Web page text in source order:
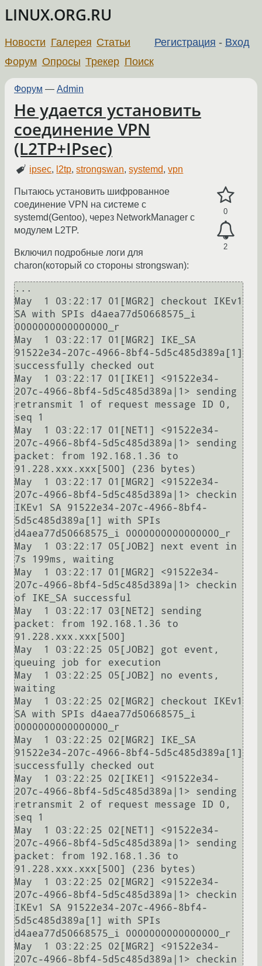
LINUX.ORG.RU
Регистрация - Вход
Новости Галерея Статьи
Форум Опросы Трекер Поиск
Форум — Admin
Не удается установить
соединение VPN
(L2TP+IPsec)
ipsec, l2tp,strongswan,systemd,vpn
0
2
Пытаюсь установить шифрованное
соединение VPN на системе с
systemd(Gentoo), через NetworkManager с
модулем L2TP.
Включил подробные логи для
charon(который со стороны strongswan):
...
May  1 03:22:17 01[MGR2] checkout IKEv1
SA with SPIs d4aea77d50668575_i
0000000000000000_r
May  1 03:22:17 01[MGR2] IKE_SA
91522e34-207c-4966-8bf4-5d5c485d389a[1]
successfully checked out
May  1 03:22:17 01[IKE1] <91522e34-
207c-4966-8bf4-5d5c485d389a|1> sending
retransmit 1 of request message ID 0,
seq 1
May  1 03:22:17 01[NET1] <91522e34-
207c-4966-8bf4-5d5c485d389a|1> sending
packet: from 192.168.1.36 to
91.228.ххх.ххх[500] (236 bytes)
May  1 03:22:17 01[MGR2] <91522e34-
207c-4966-8bf4-5d5c485d389a|1> checkin
IKEv1 SA 91522e34-207c-4966-8bf4-
5d5c485d389a[1] with SPIs
d4aea77d50668575_i 0000000000000000_r
May  1 03:22:17 05[JOB2] next event in
7s 199ms, waiting
May  1 03:22:17 01[MGR2] <91522e34-
207c-4966-8bf4-5d5c485d389a|1> checkin
of IKE_SA successful
May  1 03:22:17 03[NET2] sending
packet: from 192.168.1.36 to
91.228.ххх.ххх[500]
May  1 03:22:25 05[JOB2] got event,
queuing job for execution
May  1 03:22:25 05[JOB2] no events,
waiting
May  1 03:22:25 02[MGR2] checkout IKEv1
SA with SPIs d4aea77d50668575_i
0000000000000000_r
May  1 03:22:25 02[MGR2] IKE_SA
91522e34-207c-4966-8bf4-5d5c485d389a[1]
successfully checked out
May  1 03:22:25 02[IKE1] <91522e34-
207c-4966-8bf4-5d5c485d389a|1> sending
retransmit 2 of request message ID 0,
seq 1
May  1 03:22:25 02[NET1] <91522e34-
207c-4966-8bf4-5d5c485d389a|1> sending
packet: from 192.168.1.36 to
91.228.ххх.ххх[500] (236 bytes)
May  1 03:22:25 02[MGR2] <91522e34-
207c-4966-8bf4-5d5c485d389a|1> checkin
IKEv1 SA 91522e34-207c-4966-8bf4-
5d5c485d389a[1] with SPIs
d4aea77d50668575_i 0000000000000000_r
May  1 03:22:25 02[MGR2] <91522e34-
207c-4966-8bf4-5d5c485d389a|1> checkin